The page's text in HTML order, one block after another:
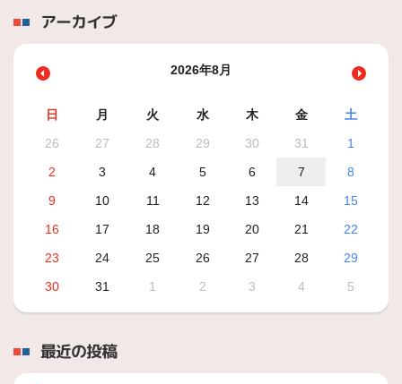
アーカイブ
2026年8月
日 月 火 水 木 金
土
26
27 28 29 30 31
1
2
3 4 5 6 7
8
9
10 11 12 13 14
15
16
17 18 19 20 21
22
23
24 25 26 27 28
29
30
31 1 2 3 4 5
最近の投稿